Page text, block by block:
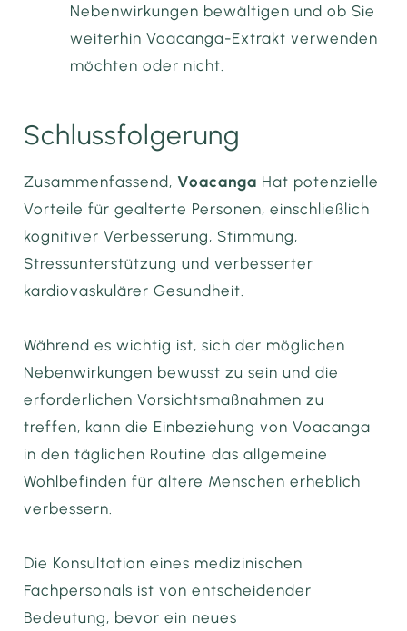
Nebenwirkungen bewältigen und ob Sie
weiterhin Voacanga-Extrakt verwenden
möchten oder nicht.
Schlussfolgerung
Zusammenfassend,Voacanga Hat potenzielle
Vorteile für gealterte Personen, einschließlich
kognitiver Verbesserung, Stimmung,
Stressunterstützung und verbesserter
kardiovaskulärer Gesundheit.
Während es wichtig ist, sich der möglichen
Nebenwirkungen bewusst zu sein und die
erforderlichen Vorsichtsmaßnahmen zu
treffen, kann die Einbeziehung von Voacanga
in den täglichen Routine das allgemeine
Wohlbefinden für ältere Menschen erheblich
verbessern.
Die Konsultation eines medizinischen
Fachpersonals ist von entscheidender
Bedeutung, bevor ein neues